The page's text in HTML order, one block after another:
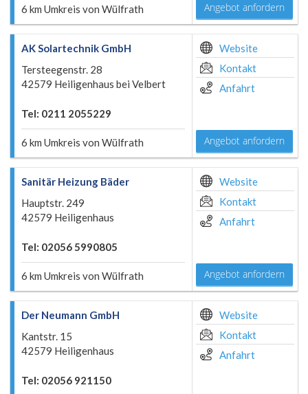
6 km Umkreis von Wülfrath Angebot anfordern
AK Solartechnik GmbH
Tersteegenstr. 28
42579 Heiligenhaus bei Velbert
Tel: 0211 2055229
6 km Umkreis von Wülfrath
Website
Kontakt
Anfahrt
Angebot anfordern
Sanitär Heizung Bäder
Hauptstr. 249
42579 Heiligenhaus
Tel: 02056 5990805
6 km Umkreis von Wülfrath
Website
Kontakt
Anfahrt
Angebot anfordern
Der Neumann GmbH
Kantstr. 15
42579 Heiligenhaus
Tel: 02056 921150
Website
Kontakt
Anfahrt